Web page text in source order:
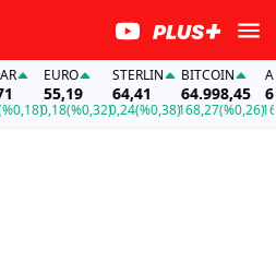
EURO
55,19
0,18(%0,32)
STERLIN
64,41
0,24(%0,38)
BITCOIN
64.998,45
168,27(%0,26)